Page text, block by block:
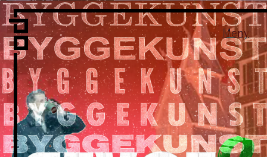
Meny
Vi er LPO
Folk
Vår metode
Vår organisering
Vår historie
Hva vi gjør
Prosjekter
Nyheter